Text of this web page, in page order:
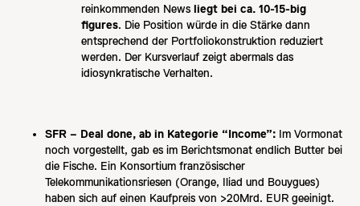
reinkommenden News liegt bei ca. 10-15-big
figures. Die Position würde in die Stärke dann
entsprechend der Portfoliokonstruktion reduziert
werden. Der Kursverlauf zeigt abermals das
idiosynkratische Verhalten.
SFR – Deal done, ab in Kategorie “Income”: Im Vormonat
noch vorgestellt, gab es im Berichtsmonat endlich Butter bei
die Fische. Ein Konsortium französischer
Telekommunikationsriesen (Orange, Iliad und Bouygues)
haben sich auf einen Kaufpreis von >20Mrd. EUR geeinigt.